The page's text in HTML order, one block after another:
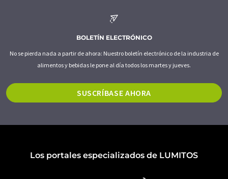
BOLETÍN ELECTRÓNICO
No se pierda nada a partir de ahora: Nuestro boletín electrónico de la industria de
alimentos y bebidas le pone al día todos los martes y jueves.
SUSCRÍBASE AHORA
Los portales especializados de LUMITOS